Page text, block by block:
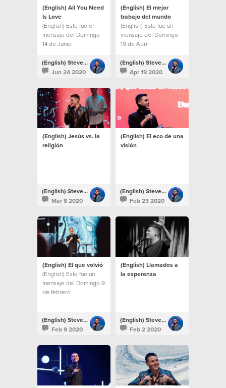
(English) All You Need
Is Love
(English) Este fue el
mensaje del Domingo
14 de Junio
(English) Steven Richards
Jun 24 2020
(English) El mejor
trabajo del mundo
(English) Este fue un
mensaje del Domingo
19 de Abril
(English) Steven Richards
Apr 19 2020
(English) Jesús vs. la
religión
(English) Steven Richards
Mar 8 2020
(English) El eco de una
visión
(English) Steven Richards
Feb 23 2020
(English) El que volvió
(English) Este fue un
mensaje del Domingo 9
de febrero
(English) Steven Richards
Feb 9 2020
(English) Llamados a
la esperanza
(English) Steven Richards
Feb 2 2020